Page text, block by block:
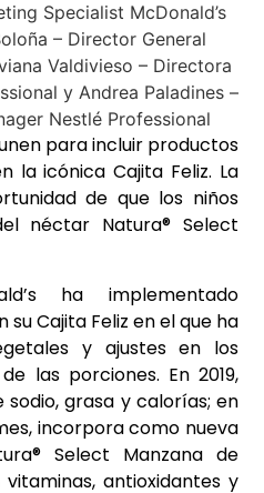
para incluir productos
la icónica Cajita Feliz. La
de que los niños
néctar Natura® Select
ha implementado
Cajita Feliz en el que ha
y ajustes en los
las porciones. En 2019,
grasa y calorías; en
incorpora como nueva
Select Manzana de
antioxidantes y